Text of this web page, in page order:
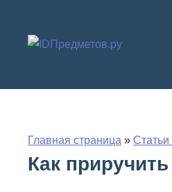
содержимому
Главная страница » Статьи
Как